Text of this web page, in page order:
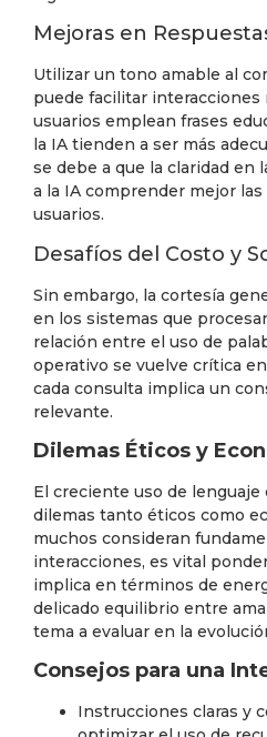
Mejoras en
Utilizar un tono amable al
puede facilitar interacciones
usuarios emplean frases
la IA tienden a ser más
se debe a que la claridad en
a la IA comprender mejor
usuarios.
Desafíos del Costo y
Sin embargo, la cortesía
en los sistemas que
relación entre el uso de
operativo se vuelve crítica
cada consulta implica un
relevante.
Dilemas Éticos y
El creciente uso de lenguaje
dilemas tanto éticos como
muchos consideran
interacciones, es vital
implica en términos de
delicado equilibrio entre
tema a evaluar en la
Consejos para una
Instrucciones claras y